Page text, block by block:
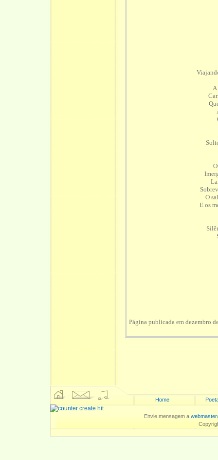
A
O
E os
Página publicada em dezembro
Home
Envie mensagem a